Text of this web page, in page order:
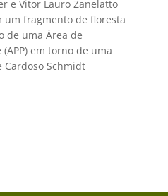
e Vitor Lauro Zanelatto
um fragmento de floresta
de uma Área de
em torno de uma
Cardoso Schmidt